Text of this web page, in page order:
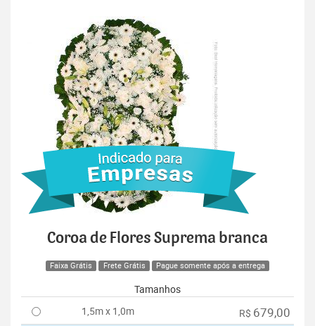
Coroa de Flores Suprema branca
Faixa Grátis Frete Grátis Pague somente após a entrega
Tamanhos
1,5m x 1,0m
R$ 679,00